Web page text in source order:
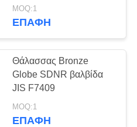
από
MOQ:1
ΕΠΑΦΉ
Θάλασσας Bronze
Globe SDNR βαλβίδα
JIS F7409
MOQ:1
ΕΠΑΦΉ